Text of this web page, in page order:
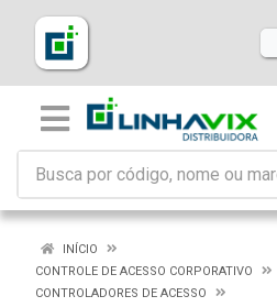
INÍCIO
CONTROLE DE ACESSO CORPORATIVO
CONTROLADORES DE ACESSO